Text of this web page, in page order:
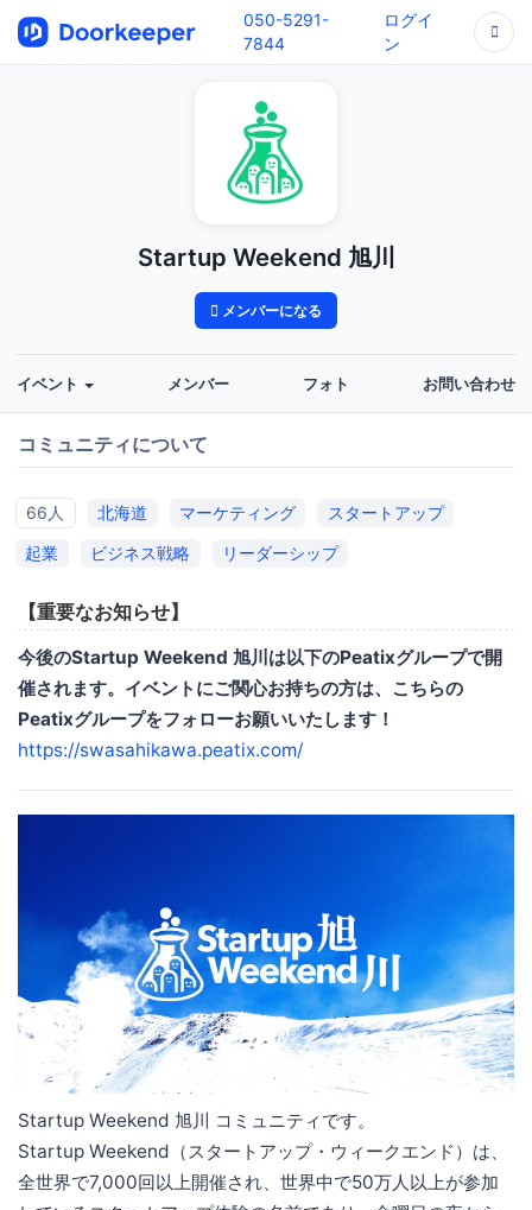
050-5291-
7844
ログイ
ン
Startup Weekend 旭川
メンバーになる
イベント メンバー フォト お問い合わせ
コミュニティについて
66人 北海道 マーケティング
スタートアップ
起業
ビジネス戦略 リーダーシップ
【重要なお知らせ】
今後のStartup Weekend 旭川は以下のPeatixグループで開
催されます。イベントにご関心お持ちの方は、こちらの
Peatixグループをフォローお願いいたします！
https://swasahikawa.peatix.com/
Startup Weekend 旭川 コミュニティです。
Startup Weekend（スタートアップ・ウィークエンド）は、
全世界で7,000回以上開催され、世界中で50万人以上が参加